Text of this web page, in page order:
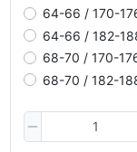
64-66 / 170-
64-66 / 182-
68-70 / 170-
68-70 / 182-